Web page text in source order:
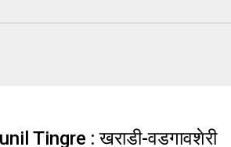
Tingre : खराडी-वडगावशेरी